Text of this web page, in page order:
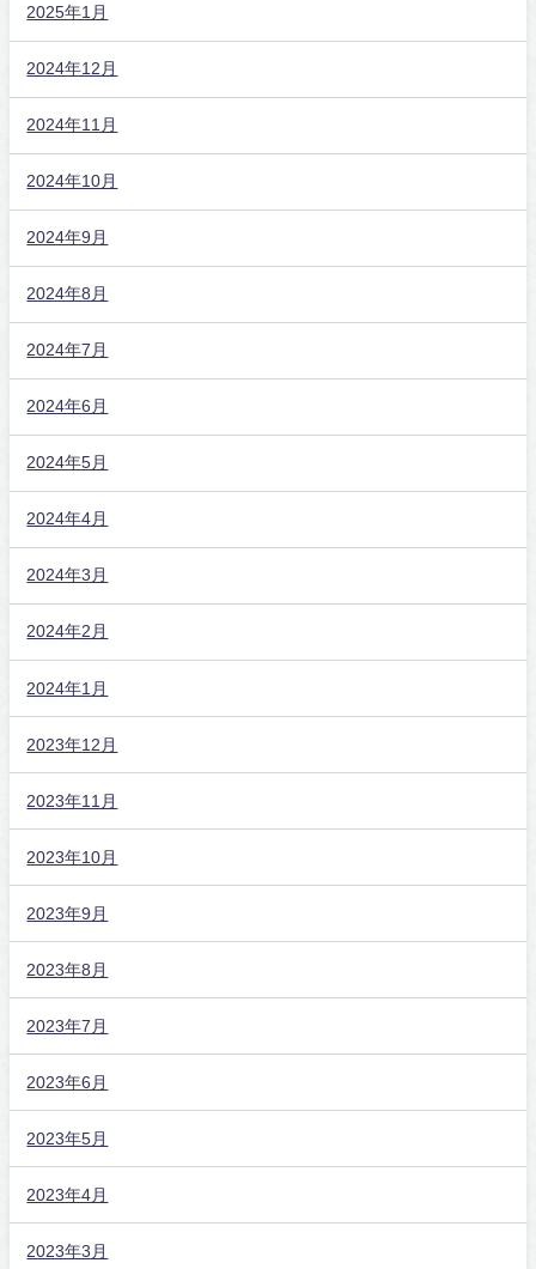
2025年1月
2024年12月
2024年11月
2024年10月
2024年9月
2024年8月
2024年7月
2024年6月
2024年5月
2024年4月
2024年3月
2024年2月
2024年1月
2023年12月
2023年11月
2023年10月
2023年9月
2023年8月
2023年7月
2023年6月
2023年5月
2023年4月
2023年3月